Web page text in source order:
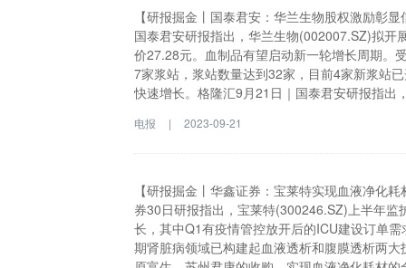
【研报掘金丨国泰君安：华兰生物股权激励彰
国泰君安研报指出，华兰生物(002007.SZ)拟开
价27.28元。血制品有望启动新一轮增长周期。
7家浆站，浆站数量达到32家，目前4家新浆站
快速增长。格隆汇9月21日｜国泰君安研报指
平稳，公司2022年在河南获批7家浆站，浆站
电报 | 2023-09-21
【研报掘金丨华鑫证券：宝莱特实现血液净化
券30日研报指出，宝莱特(300246.SZ)上半年
长，其中Q1有疫情管控放开后的ICU建设订单
期肾脏病领域已构建起血液透析和腹膜透析两